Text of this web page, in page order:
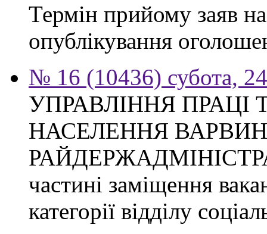
Термін прийому заяв
опублікування
№ 16 (10436) субота,
УПРАВЛІННЯ ПРАЦІ
НАСЕЛЕННЯ
частині заміщення
категорії відділу